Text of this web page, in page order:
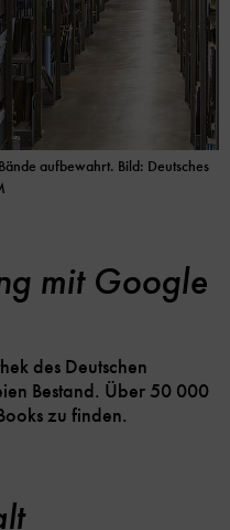
aufbewahrt. Bild: Deutsches
mit Google
des Deutschen
Bestand. Über 50 000
zu finden.